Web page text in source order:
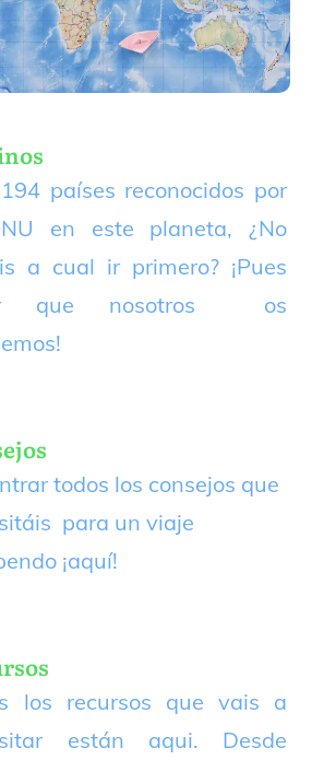
países reconocidos por
en este planeta, ¿No
a cual ir primero? ¡Pues
que nosotros os
todos los consejos que
para un viaje
¡aquí!
los recursos que vais a
están aqui. Desde